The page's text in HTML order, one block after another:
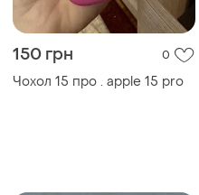
150 грн 0
Чохол 15 про . apple 15 pro